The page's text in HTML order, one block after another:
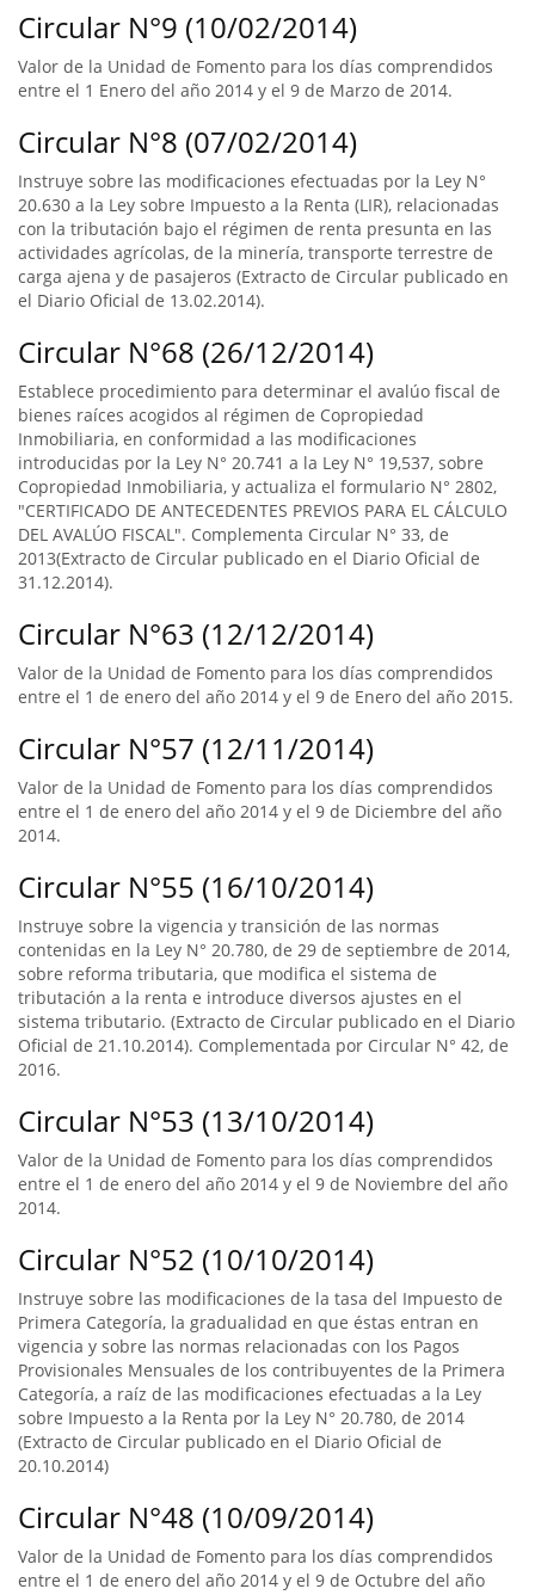
Circular N°9 (10/02/2014)
Valor de la Unidad de Fomento para los días comprendidos
entre el 1 Enero del año 2014 y el 9 de Marzo de 2014.
Circular N°8 (07/02/2014)
Instruye sobre las modificaciones efectuadas por la Ley N°
20.630 a la Ley sobre Impuesto a la Renta (LIR), relacionadas
con la tributación bajo el régimen de renta presunta en las
actividades agrícolas, de la minería, transporte terrestre de
carga ajena y de pasajeros (Extracto de Circular publicado en
el Diario Oficial de 13.02.2014).
Circular N°68 (26/12/2014)
Establece procedimiento para determinar el avalúo fiscal de
bienes raíces acogidos al régimen de Copropiedad
Inmobiliaria, en conformidad a las modificaciones
introducidas por la Ley N° 20.741 a la Ley N° 19,537, sobre
Copropiedad Inmobiliaria, y actualiza el formulario N° 2802,
"CERTIFICADO DE ANTECEDENTES PREVIOS PARA EL CÁLCULO
DEL AVALÚO FISCAL". Complementa Circular N° 33, de
2013(Extracto de Circular publicado en el Diario Oficial de
31.12.2014).
Circular N°63 (12/12/2014)
Valor de la Unidad de Fomento para los días comprendidos
entre el 1 de enero del año 2014 y el 9 de Enero del año 2015.
Circular N°57 (12/11/2014)
Valor de la Unidad de Fomento para los días comprendidos
entre el 1 de enero del año 2014 y el 9 de Diciembre del año
2014.
Circular N°55 (16/10/2014)
Instruye sobre la vigencia y transición de las normas
contenidas en la Ley N° 20.780, de 29 de septiembre de 2014,
sobre reforma tributaria, que modifica el sistema de
tributación a la renta e introduce diversos ajustes en el
sistema tributario. (Extracto de Circular publicado en el Diario
Oficial de 21.10.2014). Complementada por Circular N° 42, de
2016.
Circular N°53 (13/10/2014)
Valor de la Unidad de Fomento para los días comprendidos
entre el 1 de enero del año 2014 y el 9 de Noviembre del año
2014.
Circular N°52 (10/10/2014)
Instruye sobre las modificaciones de la tasa del Impuesto de
Primera Categoría, la gradualidad en que éstas entran en
vigencia y sobre las normas relacionadas con los Pagos
Provisionales Mensuales de los contribuyentes de la Primera
Categoría, a raíz de las modificaciones efectuadas a la Ley
sobre Impuesto a la Renta por la Ley N° 20.780, de 2014
(Extracto de Circular publicado en el Diario Oficial de
20.10.2014)
Circular N°48 (10/09/2014)
Valor de la Unidad de Fomento para los días comprendidos
entre el 1 de enero del año 2014 y el 9 de Octubre del año